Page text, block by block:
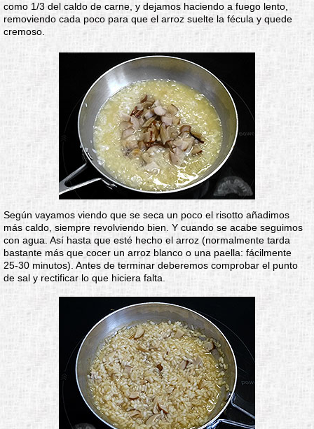
como 1/3 del caldo de carne, y dejamos haciendo a fuego lento,
removiendo cada poco para que el arroz suelte la fécula y quede
cremoso.
Según vayamos viendo que se seca un poco el risotto añadimos
más caldo, siempre revolviendo bien. Y cuando se acabe seguimos
con agua. Así hasta que esté hecho el arroz (normalmente tarda
bastante más que cocer un arroz blanco o una paella: fácilmente
25-30 minutos). Antes de terminar deberemos comprobar el punto
de sal y rectificar lo que hiciera falta.